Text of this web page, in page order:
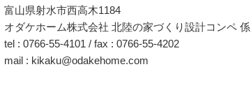
富山県射水市西高木1184
オダケホーム株式会社 北陸の家づくり設計コンペ 係
tel : 0766-55-4101 / fax : 0766-55-4202
mail : kikaku@odakehome.com